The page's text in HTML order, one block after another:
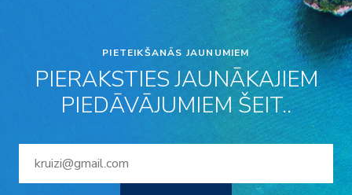
PIETEIKŠANĀS JAUNUMIEM
PIERAKSTIES JAUNĀKAJIEM
PIEDĀVĀJUMIEM ŠEIT..